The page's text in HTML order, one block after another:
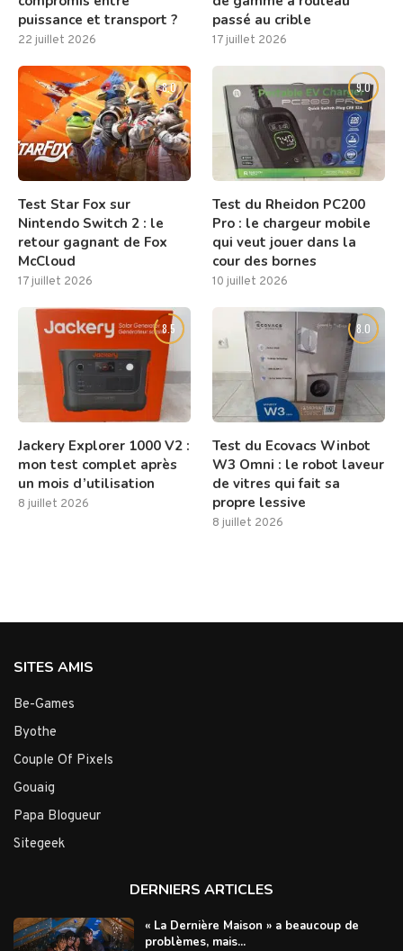
puissance et transport ?
22 juillet 2026
passé au crible
17 juillet 2026
8.0
Test Star Fox sur
Nintendo Switch 2 : le
retour gagnant de Fox
McCloud
17 juillet 2026
9.0
Test du Rheidon PC200
Pro : le chargeur mobile
qui veut jouer dans la
cour des bornes
10 juillet 2026
8.5
Jackery Explorer 1000 V2 :
mon test complet après
un mois d’utilisation
8 juillet 2026
8.0
Test du Ecovacs Winbot
W3 Omni : le robot laveur
de vitres qui fait sa
propre lessive
8 juillet 2026
SITES AMIS
Be-Games
Byothe
Couple Of Pixels
Gouaig
Papa Blogueur
Sitegeek
DERNIERS ARTICLES
« La Dernière Maison » a beaucoup de
problèmes, mais...